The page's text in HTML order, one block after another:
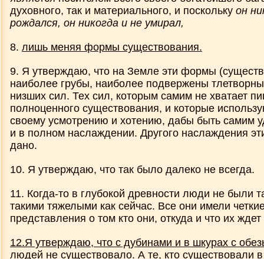
духовного, так и материального, и поскольку он
рождался, он никогда и не умирал,
8. лишь меняя формы существования.
9. Я утверждаю, что на Земле эти формы
наиболее грубы, наиболее подвержены
низших сил. Тех сил, которым самим не хватает
полноценного существования, и которые
своему усмотрению и хотению, дабы быть самим
и в полном наслаждении. Другого наслаждения
дано.
10. Я утверждаю, что так было далеко не всегда.
11. Когда-то в глубокой древности люди не были
такими тяжелыми как сейчас. Все они имели
представления о том кто они, откуда и что их
12.Я утверждаю, что с дубинами и в шкурах с
людей не существовало. А те, кто существовали
Мои утверждения (редакция 2018)
Смысл опубликованных статей
Владимир Мегре и образ Анастасии
Цикл статей "Доверенное"
«Доверенное» - текст и музыкальная
аудиозапись, ноябрь 1992 года
"Лжерелигии"
144000